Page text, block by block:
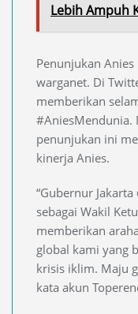
Lebih Ampuh
Penunjukan
warganet. Di
memberikan
#AniesMendunia.
penunjukan ini
kinerja Anies.
“Gubernur
sebagai Wakil
memberikan
global kami yang
krisis iklim. Maju
kata akun